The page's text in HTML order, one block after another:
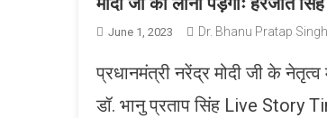
June 1, 2023 Dr. Bhanu Pratap Singh
प्रधानमंत्री नरेंद्र मोदी जी के
डॉ. भानु प्रताप सिंह Live Story